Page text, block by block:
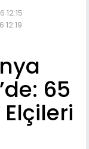
12:15
65